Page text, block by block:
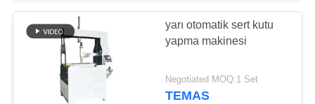
yarı otomatik sert kutu
yapma makinesi
Negotiated MOQ:1 Set
TEMAS